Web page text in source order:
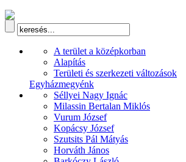
A terület a középkorban
Alapítás
Területi és szerkezeti változások
Egyházmegyénk
Séllyei Nagy Ignác
Milassin Bertalan Miklós
Vurum József
Kopácsy József
Szutsits Pál Mátyás
Horváth János